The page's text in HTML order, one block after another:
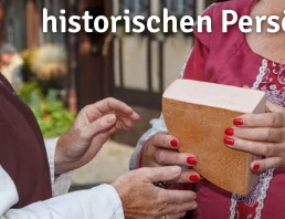
historischen